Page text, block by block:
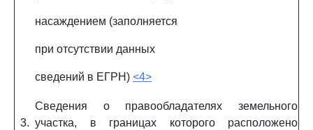
насаждением (заполняется
при отсутствии данных
сведений в ЕГРН) <4>
3.
Сведения о правообладателях земельного
участка, в границах которого расположено